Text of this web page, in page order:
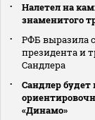
Налетел на
знаменитого
РФБ выразила
президента и
Сандлера
Сандлер будет
«Динамо»